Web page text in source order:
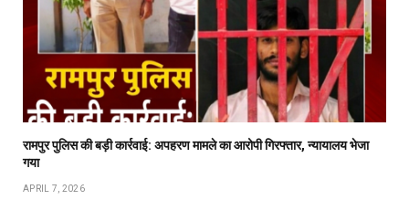
रामपुर पुलिस की बड़ी कार्रवाई: अपहरण मामले का आरोपी गिरफ्तार, न्यायालय भेजा
गया
APRIL 7, 2026